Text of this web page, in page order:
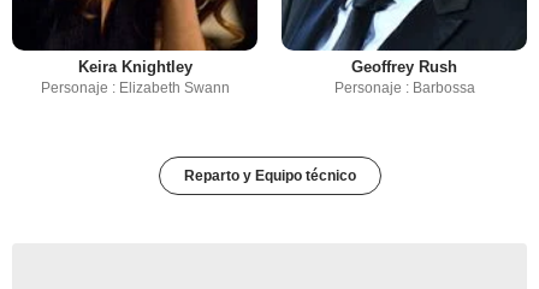
Keira Knightley
Personaje : Elizabeth Swann
Geoffrey Rush
Personaje : Barbossa
Reparto y Equipo técnico